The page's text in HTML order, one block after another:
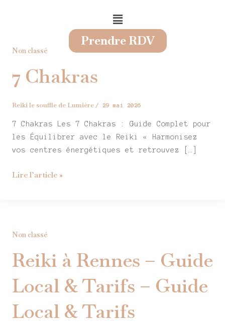
Menu
Prendre RDV
Non classé
7 Chakras
Reiki le souffle de Lumière / 29 mai 2026
7 Chakras Les 7 Chakras : Guide Complet pour
les Équilibrer avec le Reiki « Harmonisez
vos centres énergétiques et retrouvez […]
7
Lire l’article »
Non classé
Reiki à Rennes – Guide
Local & Tarifs – Guide
Local & Tarifs
Reiki
Rennes
Guide